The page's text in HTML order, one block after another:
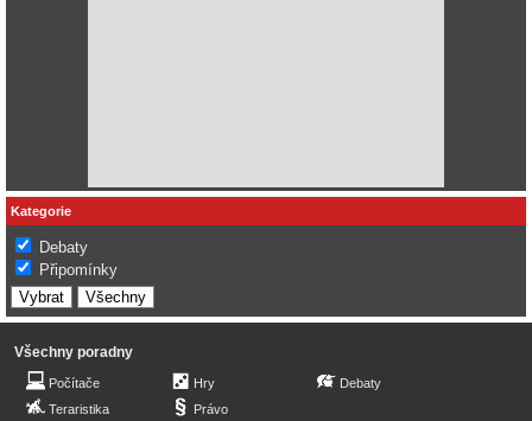
Kategorie
Debaty
Připomínky
Všechny poradny
Počítače
Teraristika
Hry
Právo
Debaty